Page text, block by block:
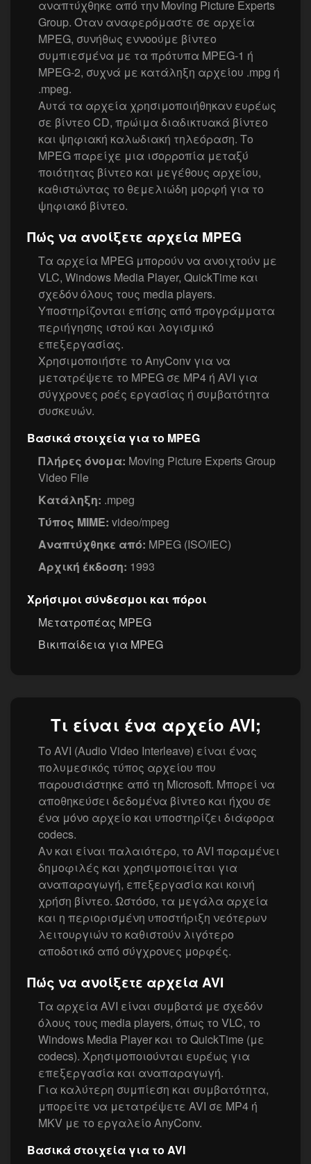
αναπτύχθηκε από την Moving Picture Experts
Group. Όταν αναφερόμαστε σε αρχεία
MPEG, συνήθως εννοούμε βίντεο
συμπιεσμένα με τα πρότυπα MPEG-1 ή
MPEG-2, συχνά με κατάληξη αρχείου .mpg ή
.mpeg.
Αυτά τα αρχεία χρησιμοποιήθηκαν ευρέως
σε βίντεο CD, πρώιμα διαδικτυακά βίντεο
και ψηφιακή καλωδιακή τηλεόραση. Το
MPEG παρείχε μια ισορροπία μεταξύ
ποιότητας βίντεο και μεγέθους αρχείου,
καθιστώντας το θεμελιώδη μορφή για το
ψηφιακό βίντεο.
Πώς να ανοίξετε αρχεία MPEG
Τα αρχεία MPEG μπορούν να ανοιχτούν με
VLC, Windows Media Player, QuickTime και
σχεδόν όλους τους media players.
Υποστηρίζονται επίσης από προγράμματα
περιήγησης ιστού και λογισμικό
επεξεργασίας.
Χρησιμοποιήστε το AnyConv για να
μετατρέψετε το MPEG σε MP4 ή AVI για
σύγχρονες ροές εργασίας ή συμβατότητα
συσκευών.
Βασικά στοιχεία για το MPEG
Πλήρες όνομα: Moving Picture Experts Group
Video File
Κατάληξη: .mpeg
Τύπος MIME: video/mpeg
Αναπτύχθηκε από: MPEG (ISO/IEC)
Αρχική έκδοση: 1993
Χρήσιμοι σύνδεσμοι και πόροι
Μετατροπέας MPEG
Βικιπαίδεια για MPEG
Τι είναι ένα αρχείο AVI;
Το AVI (Audio Video Interleave) είναι ένας
πολυμεσικός τύπος αρχείου που
παρουσιάστηκε από τη Microsoft. Μπορεί να
αποθηκεύσει δεδομένα βίντεο και ήχου σε
ένα μόνο αρχείο και υποστηρίζει διάφορα
codecs.
Αν και είναι παλαιότερο, το AVI παραμένει
δημοφιλές και χρησιμοποιείται για
αναπαραγωγή, επεξεργασία και κοινή
χρήση βίντεο. Ωστόσο, τα μεγάλα αρχεία
και η περιορισμένη υποστήριξη νεότερων
λειτουργιών το καθιστούν λιγότερο
αποδοτικό από σύγχρονες μορφές.
Πώς να ανοίξετε αρχεία AVI
Τα αρχεία AVI είναι συμβατά με σχεδόν
όλους τους media players, όπως το VLC, το
Windows Media Player και το QuickTime (με
codecs). Χρησιμοποιούνται ευρέως για
επεξεργασία και αναπαραγωγή.
Για καλύτερη συμπίεση και συμβατότητα,
μπορείτε να μετατρέψετε AVI σε MP4 ή
MKV με το εργαλείο AnyConv.
Βασικά στοιχεία για το AVI